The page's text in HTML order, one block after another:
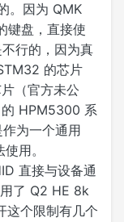
。因为 QMK
盘，直接使
行的，因为真
的芯片
（官方未公
的 HPM5300 系
为一个通用
用。
直接与设备通
了 Q2 HE 8k
这个限制有几个